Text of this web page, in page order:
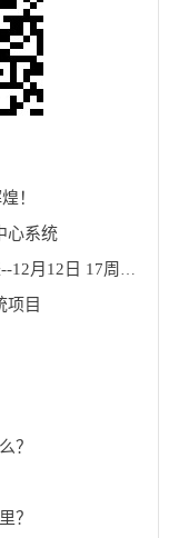
！
心系统
项目
？
？